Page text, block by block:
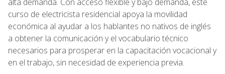
curso de electricista residencial apoya la movilidad
económica al ayudar a los hablantes no nativos de inglés
a obtener la comunicación y el vocabulario técnico
necesarios para prosperar en la capacitación vocacional y
en el trabajo, sin necesidad de experiencia previa.